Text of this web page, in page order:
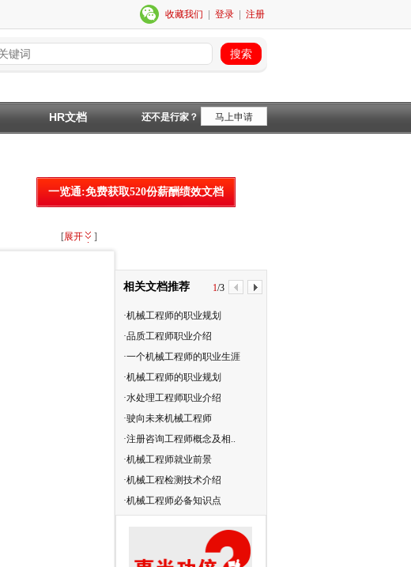
收藏我们 登录 注册
HR文档 还不是行家？ 马上申请
一览通:免费获取520份薪酬绩效文档
[展开 ]
相关文档推荐 1/3
·机械工程师的职业规划
·品质工程师职业介绍
·一个机械工程师的职业生涯
·机械工程师的职业规划
·水处理工程师职业介绍
·驶向未来机械工程师
·注册咨询工程师概念及相..
·机械工程师就业前景
·机械工程检测技术介绍
·机械工程师必备知识点